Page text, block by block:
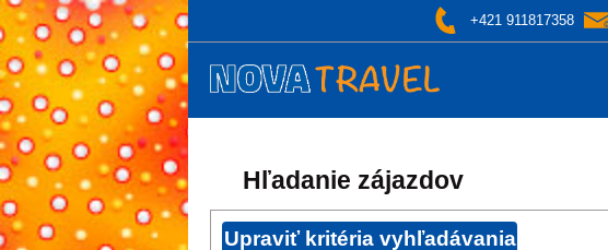
+421 911817358
Hľadanie zájazdov